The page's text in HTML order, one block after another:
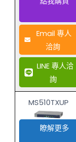
Email 專人
洽詢
LINE 專人洽
詢
MS510TXUP
瞭解更多